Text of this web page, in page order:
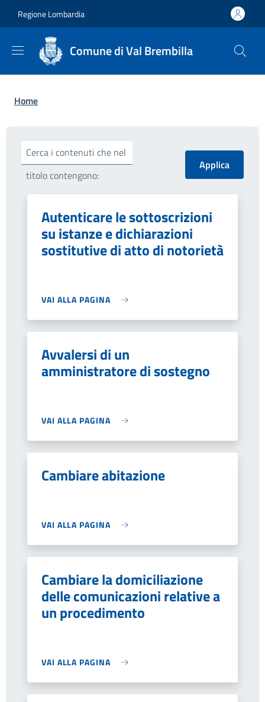
Regione Lombardia
Comune di Val Brembilla
Briciole di pane
Home
Cerca i contenuti che nel
titolo contengono:
Autenticare le sottoscrizioni
su istanze e dichiarazioni
sostitutive di atto di notorietà
VAI ALLA PAGINA
Avvalersi di un
amministratore di sostegno
VAI ALLA PAGINA
Cambiare abitazione
VAI ALLA PAGINA
Cambiare la domiciliazione
delle comunicazioni relative a
un procedimento
VAI ALLA PAGINA